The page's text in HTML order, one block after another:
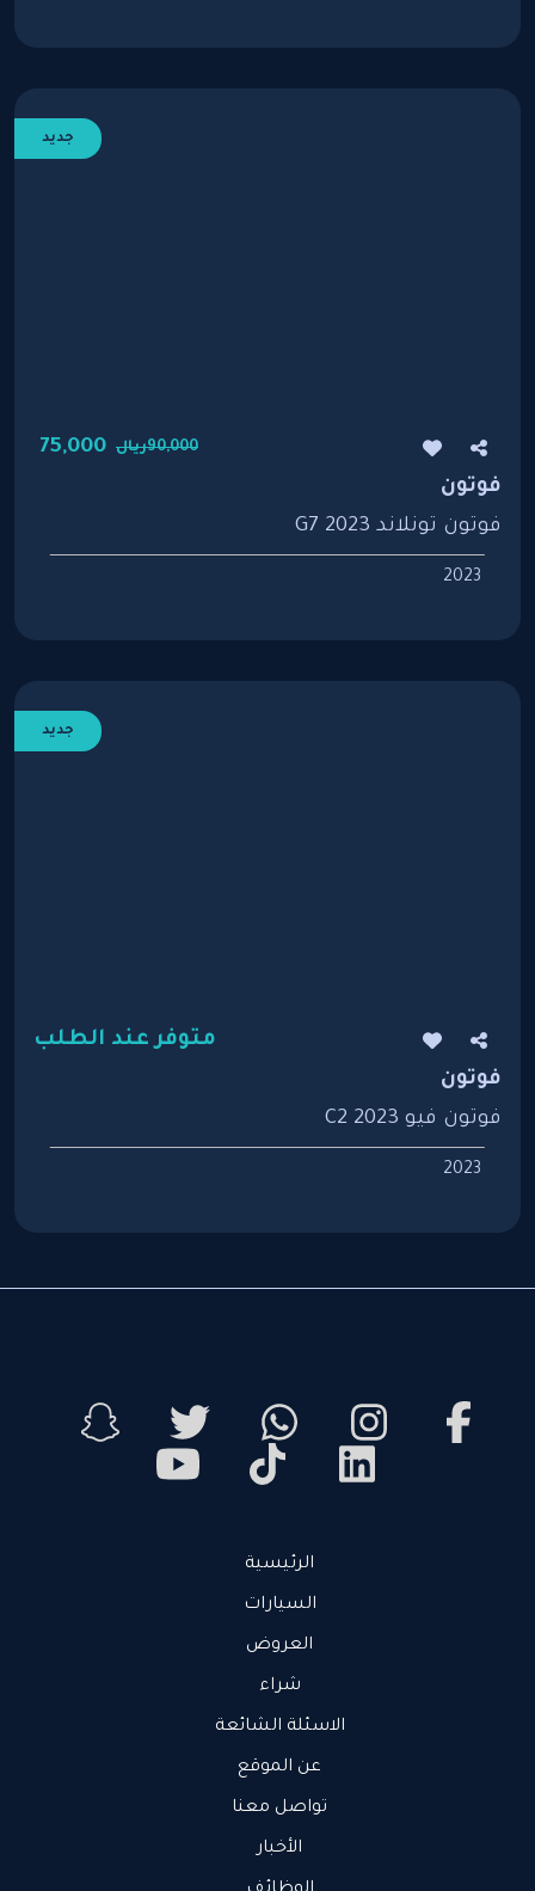
جديد
90,000ريال 75,000
فوتون
فوتون تونلاند G7 2023
2023
جديد
متوفر عند الطلب
فوتون
فوتون فيو C2 2023
2023
الرئيسية
السيارات
العروض
شراء
الاسئلة الشائعة
عن الموقع
تواصل معنا
الأخبار